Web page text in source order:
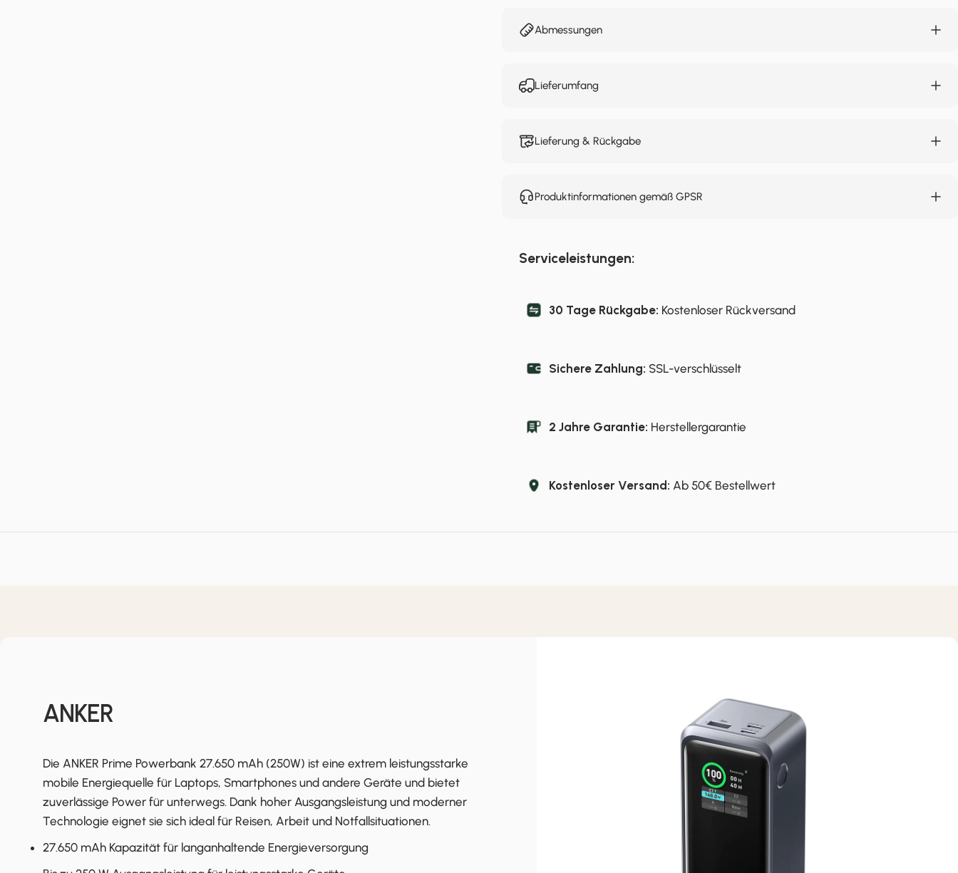
Abmessungen
Lieferumfang
Lieferung & Rückgabe
Produktinformationen gemäß GPSR
Serviceleistungen:
30 Tage Rückgabe: Kostenloser Rückversand
Sichere Zahlung: SSL-verschlüsselt
2 Jahre Garantie: Herstellergarantie
Kostenloser Versand: Ab 50€ Bestellwert
ANKER
Die ANKER Prime Powerbank 27.650 mAh (250W) ist eine extrem leistungsstarke
mobile Energiequelle für Laptops, Smartphones und andere Geräte und bietet
zuverlässige Power für unterwegs. Dank hoher Ausgangsleistung und moderner
Technologie eignet sie sich ideal für Reisen, Arbeit und Notfallsituationen.
27.650 mAh Kapazität für langanhaltende Energieversorgung